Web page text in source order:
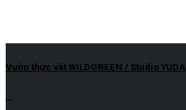
Vườn thực vật WILDGREEN / Studio YUDA